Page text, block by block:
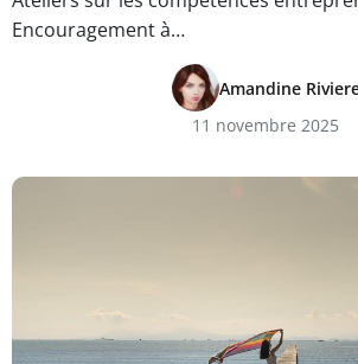
Encouragement à…
Amandine
11 novembre 2025